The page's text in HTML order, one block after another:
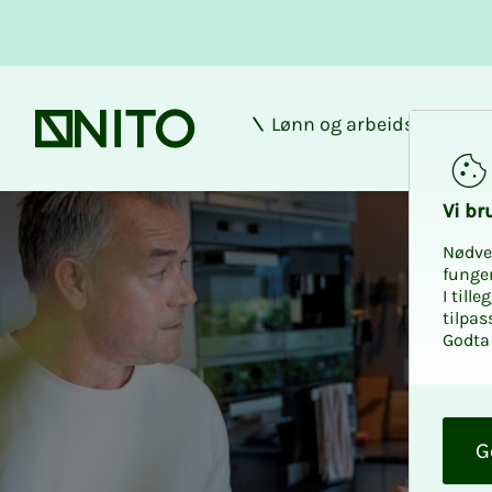
Forsiden
Lønn og arbeidsforhold
Pensjonssparing Vi
I